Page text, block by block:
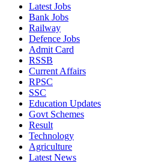
Latest Jobs
Bank Jobs
Railway
Defence Jobs
Admit Card
RSSB
Current Affairs
RPSC
SSC
Education Updates
Govt Schemes
Result
Technology
Agriculture
Latest News